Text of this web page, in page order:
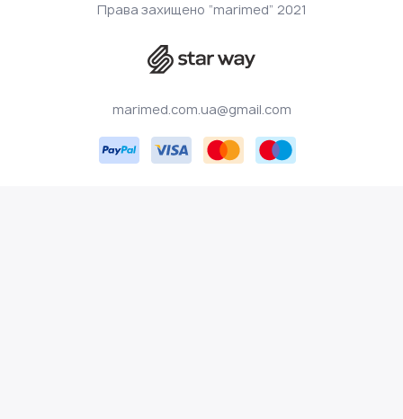
Права захищено “marimed” 2021
marimed.com.ua@gmail.com